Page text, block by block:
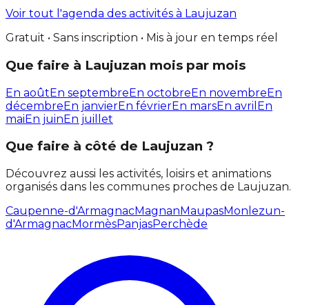
Voir tout l'agenda des activités à Laujuzan
Gratuit • Sans inscription • Mis à jour en temps réel
Que faire à Laujuzan mois par mois
En aoûtEn septembreEn octobreEn novembreEn
décembreEn janvierEn févrierEn marsEn avril En
maiEn juinEn juillet
Que faire à côté de Laujuzan ?
Découvrez aussi les activités, loisirs et animations
organisés dans les communes proches de Laujuzan.
Caupenne-d'ArmagnacMagnanMaupasMonlezun-
d'ArmagnacMormèsPanjasPerchède